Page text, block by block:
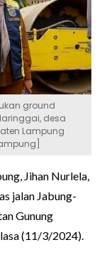
ground
desa
Lampung
Jihan Nurlela,
jalan Jabung-
Gunung
(11/3/2024).